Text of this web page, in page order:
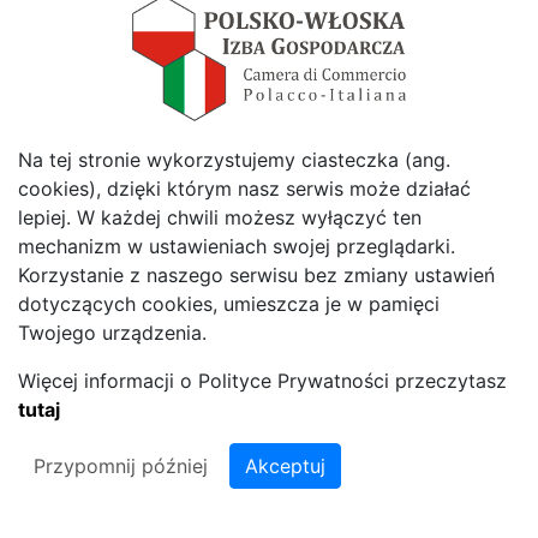
© 2026 Polska Włoska Izba Gospodarcza - Polska Włoska Izba
Gospodarcza.
Projekt i wykonanie strony:
itlu sp. z o.o.
Na tej stronie wykorzystujemy ciasteczka (ang.
cookies), dzięki którym nasz serwis może działać
lepiej. W każdej chwili możesz wyłączyć ten
mechanizm w ustawieniach swojej przeglądarki.
Korzystanie z naszego serwisu bez zmiany ustawień
dotyczących cookies, umieszcza je w pamięci
Twojego urządzenia.
Więcej informacji o Polityce Prywatności przeczytasz
tutaj
Przypomnij później Akceptuj